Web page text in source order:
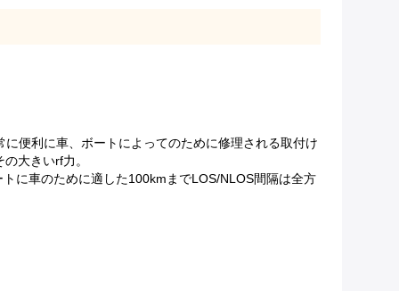
便利に車、ボートによってのために修理される取付け
大きいrf力。
に車のために適した100kmまでLOS/NLOS間隔は全方